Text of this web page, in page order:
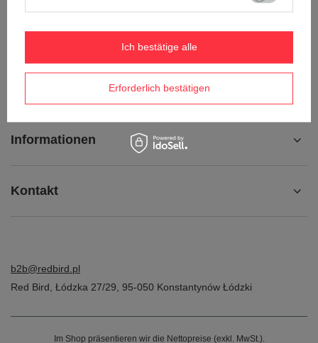
Ich möchte die Ware umtauschen
Kontakt
Informationen
Kontakt
b2b@redbird.pl
Red Bird Łódzka 27/29 95-050 Konstantynów Łódzki
Im Shop präsentieren wir die Nettopreise (exkl. MwSt.).
Erforderlich bestätigen
Ich bestätige alle